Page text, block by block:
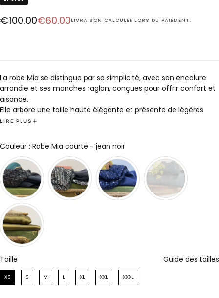
Prix
€100.00Prix
€60.00LIVRAISON CALCULÉE LORS DU PAIEMENT.
La robe Mia se distingue par sa simplicité, avec son encolure
arrondie et ses manches raglan, conçues pour offrir confort et
aisance.
Elle arbore une taille haute élégante et présente de légères
fronces sur la jupe. Pratiques, deux poches sont intégrées sur
Cette robe intemporelle reste indémodable au fil des saisons.
Marine porte une taille S et mesure 1m63.
Composition : 100% coton
Disponible de la taille XS au XXXL
11 textures et couleurs
Confection française dans notre propre atelier roubaisien
🇫🇷 Made in France
LIRE PLUS
Couleur : Robe Mia courte - jean noirCouleur
Taille
Taille Guide des tailles
XS S M L XL XXL XXXL